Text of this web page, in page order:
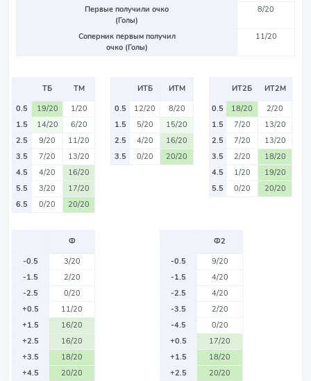
Первые получили очко
(Голы)
8/20
Соперник первым получил
очко (Голы)
11/20
ТБ
ТМ
0.5
19/20
1/20
1.5
14/20
6/20
2.5
9/20
11/20
3.5
7/20
13/20
4.5
4/20
16/20
5.5
3/20
17/20
6.5
0/20 20/20
ИТБ
ИТМ
0.5
12/20
8/20
1.5
5/20
15/20
2.5
4/20
16/20
3.5
0/20 20/20
ИТ2Б
ИТ2М
0.5
18/20
2/20
1.5
7/20
13/20
2.5
7/20
13/20
3.5
2/20
18/20
4.5
1/20
19/20
5.5
0/20 20/20
Ф
-0.5
3/20
-1.5
2/20
-2.5
0/20
+0.5
11/20
+1.5
16/20
+2.5
16/20
+3.5
18/20
+4.5
20/20
Ф2
-0.5
9/20
-1.5
4/20
-2.5
4/20
-3.5
2/20
-4.5
0/20
+0.5
17/20
+1.5
18/20
+2.5
20/20